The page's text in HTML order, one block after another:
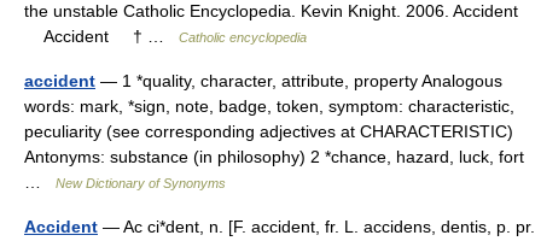
the unstable Catholic Encyclopedia. Kevin Knight. 2006. Accident
Accident † …
Catholic encyclopedia
accident — 1 *quality, character, attribute, property Analogous
words: mark, *sign, note, badge, token, symptom: characteristic,
peculiarity (see corresponding adjectives at CHARACTERISTIC)
Antonyms: substance (in philosophy) 2 *chance, hazard, luck, fort
New Dictionary of Synonyms
Accident — Ac ci*dent, n. [F. accident, fr. L. accidens, dentis, p. pr.